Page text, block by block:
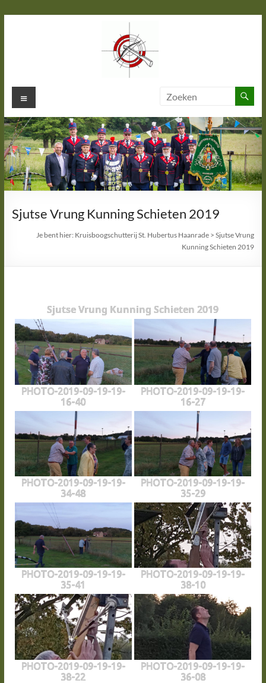
Kruisboogschutterij St. Hubertus
Haanrade
Menu
Sjutse Vrung Kunning Schieten 2019
Je bent hier: Kruisboogschutterij St. Hubertus Haanrade >Sjutse Vrung
Kunning Schieten 2019
Sjutse Vrung Kunning Schieten 2019
PHOTO-2019-09-19-19-
16-40
PHOTO-2019-09-19-19-
16-27
PHOTO-2019-09-19-19-
34-48
PHOTO-2019-09-19-19-
35-29
PHOTO-2019-09-19-19-
35-41
PHOTO-2019-09-19-19-
38-10
PHOTO-2019-09-19-19-
38-22
PHOTO-2019-09-19-19-
36-08